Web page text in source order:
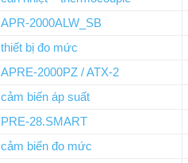
APR-2000ALW_SB
thiết bị đo mức
APRE-2000PZ / ATX-2
cảm biến áp suất
PRE-28.SMART
cảm biến đo mức